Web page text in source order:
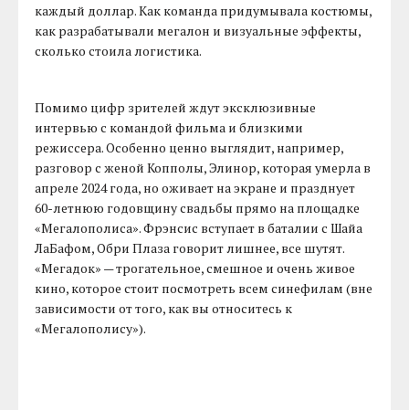
каждый доллар. Как команда придумывала костюмы,
как разрабатывали мегалон и визуальные эффекты,
сколько стоила логистика.
Помимо цифр зрителей ждут эксклюзивные
интервью с командой фильма и близкими
режиссера. Особенно ценно выглядит, например,
разговор с женой Копполы, Элинор, которая умерла в
апреле 2024 года, но оживает на экране и празднует
60-летнюю годовщину свадьбы прямо на площадке
«Мегалополиса». Фрэнсис вступает в баталии с Шайа
ЛаБафом, Обри Плаза говорит лишнее, все шутят.
«Мегадок» — трогательное, смешное и очень живое
кино, которое стоит посмотреть всем синефилам (вне
зависимости от того, как вы относитесь к
«Мегалополису»).